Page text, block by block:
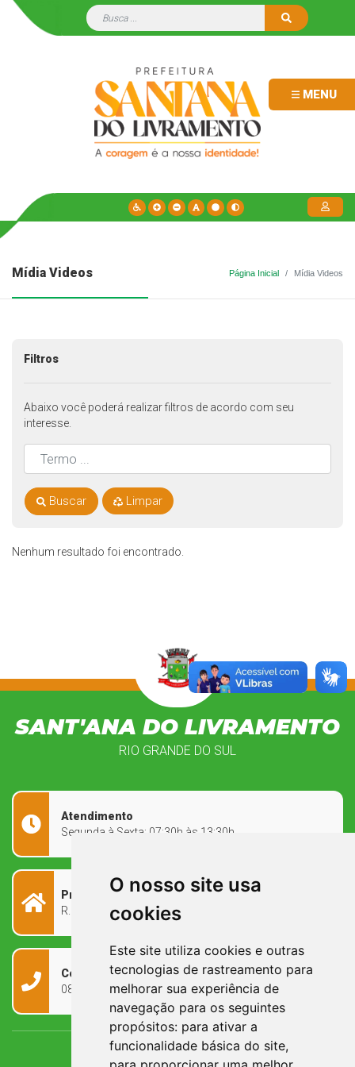
O nosso site usa
cookies
Este site utiliza cookies e outras
tecnologias de rastreamento para
melhorar sua experiência de
navegação para os seguintes
propósitos: para ativar a
funcionalidade básica do site,
MENU
Mídia Videos Página Inicial Mídia Videos
Nenhum resultado foi encontrado.
Filtros
Abaixo você poderá realizar filtros de acordo com seu
interesse.
Buscar Limpar
SANT'ANA DO LIVRAMENTO
RIO GRANDE DO SUL
Atendimento
Segunda à Sexta: 07:30h às 13:30h
Prefeitura Municipal
R. Rivadávia Corrêa, 858 - Centro - RS, 97573-010
Contato
0800 090 2050